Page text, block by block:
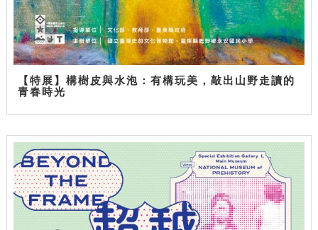
【特展】構樹皮與水泡：有構玩美，敲出山野走讀的
青春時光